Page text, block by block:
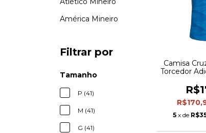
América Mineiro
Filtrar por
Tamanho
P (41)
M (41)
G (41)
Camisa
Torcedor
5 x de